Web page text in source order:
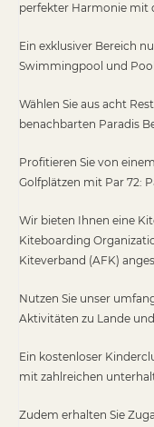
perfekter Harmonie mit
Ein exklusiver Bereich
Swimmingpool und
Wählen Sie aus acht
benachbarten Paradis
Profitieren Sie von
Golfplätzen mit Par 72:
Wir bieten Ihnen eine
Kiteboarding
Kiteverband (AFK)
Nutzen Sie unser
Aktivitäten zu Lande und
Ein kostenloser
mit zahlreichen
Zudem erhalten Sie